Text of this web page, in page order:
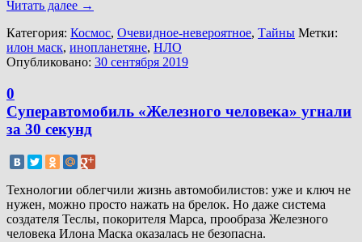
Читать далее →
Категория: Космос, Очевидное-невероятное, Тайны Метки:
илон маск, инопланетяне, НЛО
Опубликовано: 30 сентября 2019
0
Суперавтомобиль «Железного человека» угнали
за 30 секунд
Технологии облегчили жизнь автомобилистов: уже и ключ не
нужен, можно просто нажать на брелок. Но даже система
создателя Теслы, покорителя Марса, прообраза Железного
человека Илона Маска оказалась не безопасна.